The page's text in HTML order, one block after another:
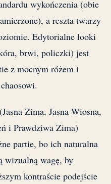
wykończenia (obie
a reszta twarzy
Edytorialne looki
brwi, policzki) jest
z mocnym różem i
Zima, Jasna Wiosna,
i Prawdziwa Zima)
partie, bo ich naturalna
wizualną wagę, by
kontraście podejście